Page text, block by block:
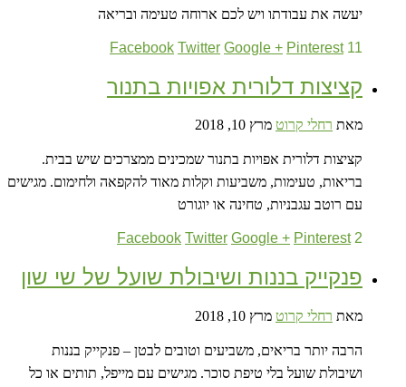
יעשה את עבודתו ויש לכם ארוחה טעימה ובריאה
11
Facebook Twitter Google + Pinterest
קציצות דלורית אפויות בתנור
מאת רחלי קרוט מרץ 10, 2018
קציצות דלורית אפויות בתנור שמכינים ממצרכים שיש בבית.
בריאות, טעימות, משביעות וקלות מאוד להקפאה ולחימום. מגישים
עם רוטב עגבניות, טחינה או יוגורט
2
Facebook Twitter Google + Pinterest
פנקייק בננות ושיבולת שועל של שי שון
מאת רחלי קרוט מרץ 10, 2018
הרבה יותר בריאים, משביעים וטובים לבטן – פנקייק בננות
ושיבולת שועל בלי טיפת סוכר. מגישים עם מייפל, תותים או כל